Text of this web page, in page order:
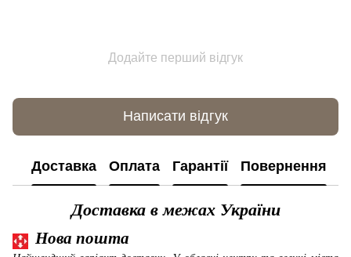
Додайте перший відгук
Написати відгук
Доставка Оплата Гарантії Повернення
Доставка в межах України
Нова пошта